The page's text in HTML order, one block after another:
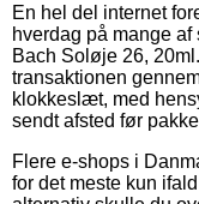
En hel del internet
hverdag på mange
Bach Soløje 26,
transaktionen
klokkeslæt, med
sendt afsted før
Flere e-shops i
for det meste kun